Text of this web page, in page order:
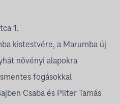
1.
kistestvére, a Marumba új
növényi alapokra
fogásokkal
Csaba és Pilter Tamás